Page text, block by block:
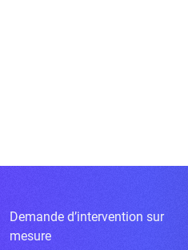
Demande d’intervention sur
mesure